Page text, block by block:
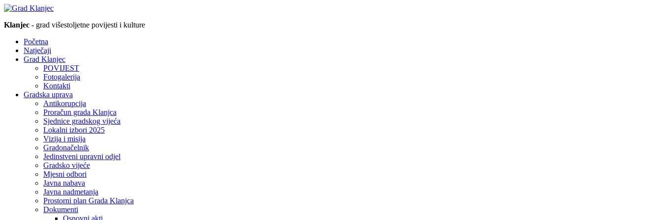
Klanjec - grad višestoljetne povijesti i kulture
Početna
Natječaji
Grad Klanjec
POVIJEST
Fotogalerija
Kontakti
Gradska uprava
Antikorupcija
Proračun grada Klanjca
Sjednice gradskog vijeća
Lokalni izbori 2025
Vizija i misija
Gradonačelnik
Jedinstveni upravni odjel
Gradsko vijeće
Mjesni odbori
Javna nabava
Javna nadmetanja
Prostorni plan Grada Klanjca
Dokumenti
Osnovni akti